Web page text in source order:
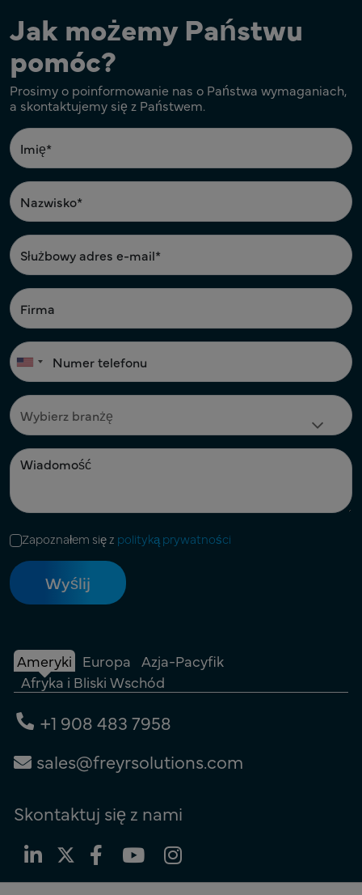
Jak możemy Państwu
pomóc?
Prosimy o poinformowanie nas o Państwa wymaganiach,
a skontaktujemy się z Państwem.
Zapoznałem się z polityką prywatności
Ameryki Europa Azja-Pacyfik
Afryka i Bliski Wschód
+1 908 483 7958
sales@freyrsolutions.com
Skontaktuj się z nami